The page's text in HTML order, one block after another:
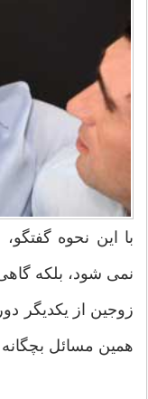
با این نحوه
نمی شود، بلکه
زوجین از یکدیگر
همین مسائل